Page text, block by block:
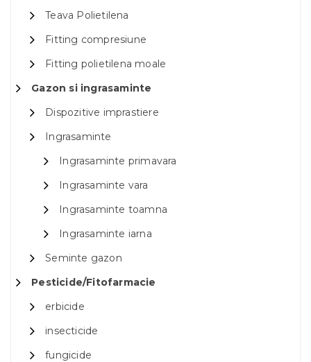
Teava Polietilena
Fitting compresiune
Fitting polietilena moale
Gazon si ingrasaminte
Dispozitive imprastiere
Ingrasaminte
Ingrasaminte primavara
Ingrasaminte vara
Ingrasaminte toamna
Ingrasaminte iarna
Seminte gazon
Pesticide/Fitofarmacie
erbicide
insecticide
fungicide